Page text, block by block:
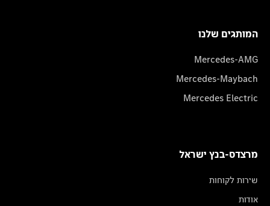
המותגים שלנו
Mercedes-AMG
Mercedes-Maybach
Mercedes Electric
מרצדס-בנץ ישראל
שירות לקוחות
אודות